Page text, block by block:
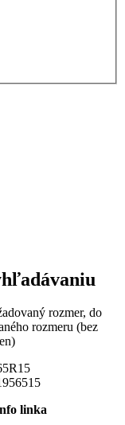
rozmer, do
rozmeru (bez
linka